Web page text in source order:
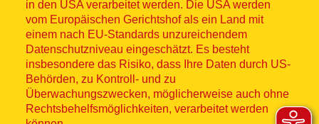
in den USA verarbeitet werden. Die USA werden
vom Europäischen Gerichtshof als ein Land mit
einem nach EU-Standards unzureichendem
Datenschutzniveau eingeschätzt. Es besteht
insbesondere das Risiko, dass Ihre Daten durch US-
Behörden, zu Kontroll- und zu
Überwachungszwecken, möglicherweise auch ohne
Rechtsbehelfsmöglichkeiten, verarbeitet werden
Kontakt
Hinweisgebersystem
Lieferkette
Widerruf